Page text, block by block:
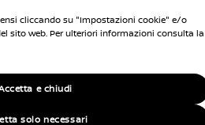
Modello di organizzazione, gestione e
cliccando su "Impostazioni cookie" e/o
sito web. Per ulteriori informazioni consulta la
solo necessari
e chiudi